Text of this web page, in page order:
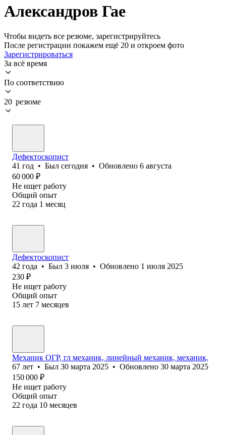
Александров Гае
Чтобы видеть все резюме, зарегистрируйтесь
После регистрации покажем ещё 20 и откроем фото
Зарегистрироваться
За всё время
По соответствию
20 резюме
Дефектоскопист
41 год • Был сегодня • Обновлено 6 августа
60 000 ₽
Не ищет работу
Общий опыт
22 года 1 месяц
Дефектоскопист
42 года • Был 3 июля • Обновлено 1 июля 2025
230 ₽
Не ищет работу
Общий опыт
15 лет 7 месяцев
Механик ОГР, гл механик, линейный механик, механик,
67 лет • Был 30 марта 2025 • Обновлено 30 марта 2025
150 000 ₽
Не ищет работу
Общий опыт
22 года 10 месяцев